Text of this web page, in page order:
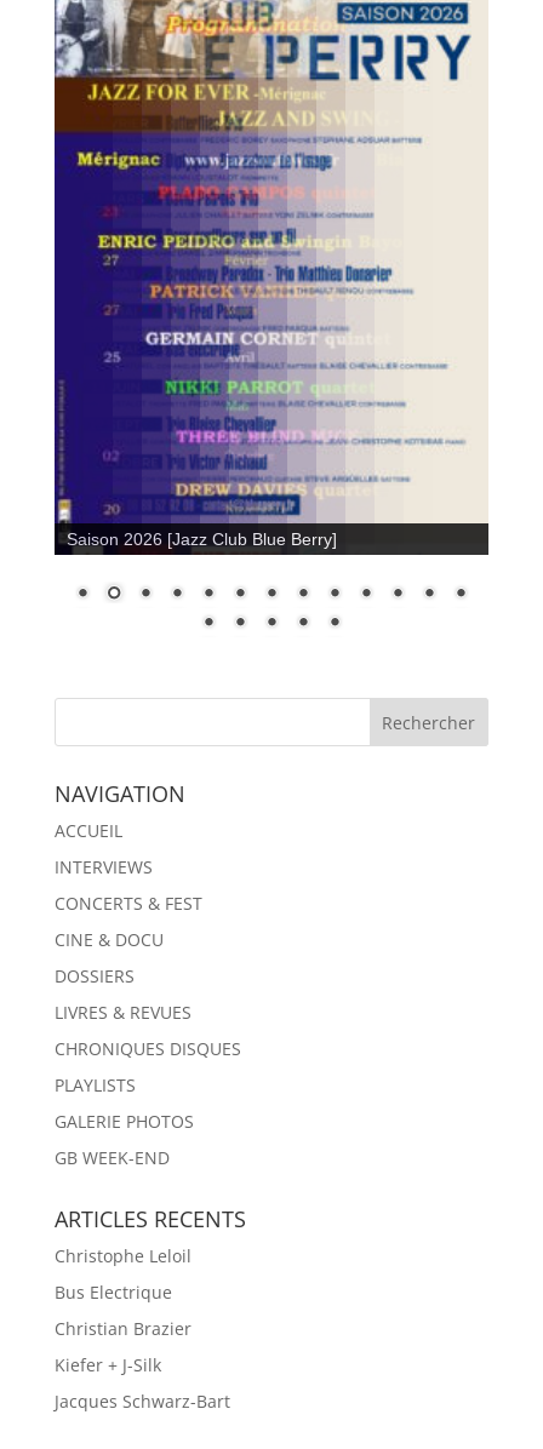
Saison 2026 [Jazz Club Blue Berry]
NAVIGATION
ACCUEIL
INTERVIEWS
CONCERTS & FEST
CINE & DOCU
DOSSIERS
LIVRES & REVUES
CHRONIQUES DISQUES
PLAYLISTS
GALERIE PHOTOS
GB WEEK-END
ARTICLES RECENTS
Christophe Leloil
Bus Electrique
Christian Brazier
Kiefer + J-Silk
Jacques Schwarz-Bart